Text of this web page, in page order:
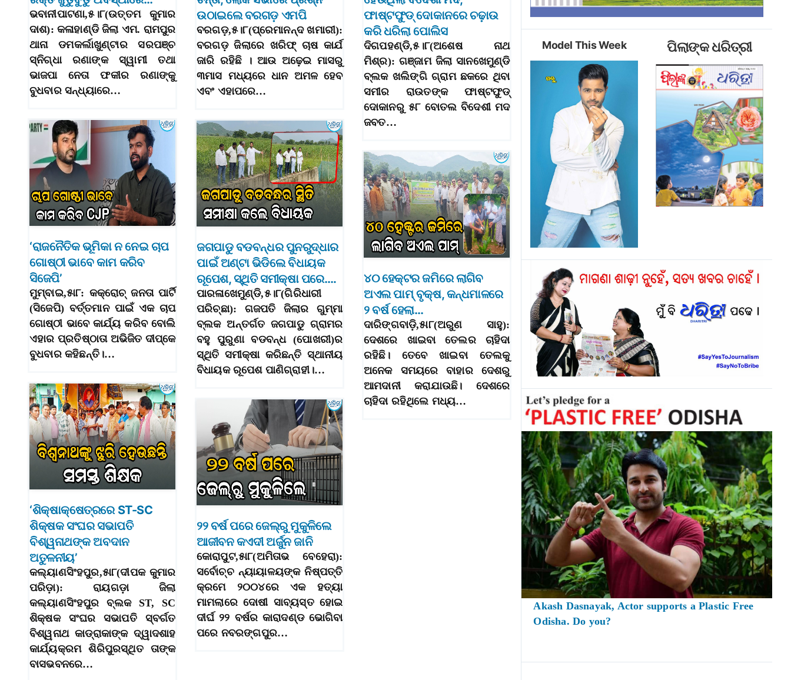
ଭବାନୀପାଟଣା,୫।୮(ଉତ୍ତମ କୁମାର
ଦାଶ): କଳାହାଣ୍ଡି ଜିଲା ଏମ. ରାମପୁର
ଥାନା ଡମକର୍ଲାଖୁଣ୍ଟାର ସରପଞ୍ଚ
ସ୍ନିଗ୍ଧା ରଣାଙ୍କ ସ୍ୱାମୀ ତଥା
ଭାଜପା ନେତା ଫକୀର ରଣାଙ୍କୁ
ବୁଧବାର ସନ୍ଧ୍ୟାରେ…
ଉଠାଇଲେ ବରଗଡ଼ ଏମପି
ବରଗଡ଼,୫।୮(ପ୍ରେମାନନ୍ଦ ଖମାରୀ):
ବରଗଡ଼ ଜିଲାରେ ଖରିଫ୍‌ ଚାଷ କାର୍ଯ
ଜାରି ରହିଛି । ଆଉ ଅଢ଼େଇ ମାସରୁ
୩ମାସ ମଧ୍ୟରେ ଧାନ ଅମଳ ହେବ
ଏବଂ ଏହାପରେ…
ଫାଷ୍ଟଫୁଡ୍ ଦୋକାନରେ ଚଢ଼ାଉ
କରି ଧରିଲା ପୋଲିସ
ଦିଗପହଣ୍ଡି,୫।୮(ଅଶେଷ ନାଥ
ମିଶ୍ର): ଗଞ୍ଜାମ ଜିଲା ସାନଖେମୁଣ୍ଡି
ବ୍ଲକ ଖଲିଙ୍ଗି ଗ୍ରାମ ଛକରେ ଥିବା
ସମୀର ରାଉତଙ୍କ ଫାଷ୍ଟଫୁଡ୍
ଦୋକାନରୁ ୫୮ ବୋତଲ ବିଦେଶୀ ମଦ
ଜବତ…
‘ରାଜନୈତିକ ଭୂମିକା ନ ନେଇ ଚାପ
ଗୋଷ୍ଠୀ ଭାବେ କାମ କରିବ
ସିଜେପି’
ମୁମ୍ବାଇ,୫ା୮: କକ୍‌ରୋଚ୍‌ ଜନତା ପାର୍ଟି
(ସିଜେପି) ବର୍ତ୍ତମାନ ପାଇଁ ଏକ ଚାପ
ଗୋଷ୍ଠୀ ଭାବେ କାର୍ଯ୍ୟ କରିବ ବୋଲି
ଏହାର ପ୍ରତିଷ୍ଠାତା ଅଭିଜିତ ଦୀପ୍‌କେ
ବୁଧବାର କହିଛନ୍ତି।…
ଜଗପାଡୁ ବଡବନ୍ଧର ପୁନରୁଦ୍ଧାର
ପାଇଁ ଅଣ୍ଟା ଭିଡିଲେ ବିଧାୟକ
ରୂପେଶ, ସ୍ଥିତି ସମୀକ୍ଷା ପରେ….
ପାରଳାଖେମୁଣ୍ଡି,୫।୮(ଗିରିଧାରୀ
ପରିଚ୍ଛା): ଗଜପତି ଜିଲାର ଗୁମ୍ମା
ବ୍ଲକ ଅନ୍ତର୍ଗତ ଜଗପାଡୁ ଗ୍ରାମର
ବହୁ ପୁରୁଣା ବଡବନ୍ଧ (ପୋଖରୀ)ର
ସ୍ଥିତି ସମୀକ୍ଷା କରିଛନ୍ତି ସ୍ଥାନୀୟ
ବିଧାୟକ ରୂପେଶ ପାଣିଗ୍ରାହୀ।…
୪୦ ହେକ୍ଟର ଜମିରେ ଲାଗିବ
ଅଏଲ ପାମ୍‌ ବୃକ୍ଷ, କନ୍ଧମାଳରେ
୨ ବର୍ଷ ହେଲା…
ଦାରିଙ୍ଗବାଡ଼ି,୫ା୮(ଅରୁଣ ସାହୁ):
ଦେଶରେ ଖାଇବା ତେଲର ଚାହିଦା
ରହିଛି। ତେବେ ଖାଇବା ତେଲକୁ
ଅନେକ ସମୟରେ ବାହାର ଦେଶରୁ
ଆମଦାନୀ କରାଯାଉଛି। ଦେଶରେ
ଚାହିଦା ରହିଥିଲେ ମଧ୍ୟ…
‘ଶିକ୍ଷାକ୍ଷେତ୍ରରେ ST-SC
ଶିକ୍ଷକ ସଂଘର ସଭାପତି
ବିଶ୍ୱନାଥଙ୍କ ଅବଦାନ
ଅତୁଳନୀୟ’
କଲ୍ୟାଣସିଂହପୁର,୫ା୮(ଦୀପକ କୁମାର
ପରିଡ଼ା): ରାୟଗଡ଼ା ଜିଲା
କଲ୍ୟାଣସିଂହପୁର ବ୍ଲକ ST, SC
ଶିକ୍ଷକ ସଂଘର ସଭାପତି ସ୍ବର୍ଗତ
ବିଶ୍ୱନାଥ କାଡ୍ରାକାଙ୍କ ଦ୍ୱାଦଶାହ
କାର୍ଯ୍ୟକ୍ରମ ଶିରିପୁରସ୍ଥିତ ତାଙ୍କ
ବାସଭବନରେ…
୨୨ ବର୍ଷ ପରେ ଜେଲ୍‌ରୁ ମୁକୁଳିଲେ
ଆଜୀବନ କଏଦୀ ଅର୍ଜୁନ ଜାନି
କୋରାପୁଟ,୫ା୮(ଅମିତାଭ ବେହେରା):
ସର୍ବୋଚ୍ଚ ନ୍ୟାୟାଳୟଙ୍କ ନିଷ୍ପତ୍ତି
କ୍ରମେ ୨୦୦୪ରେ ଏକ ହତ୍ୟା
ମାମଲାରେ ଦୋଷୀ ସାବ୍ୟସ୍ତ ହୋଇ
ଦୀର୍ଘ ୨୨ ବର୍ଷର କାରାଦଣ୍ଡ ଭୋଗିବା
ପରେ ନବରଙ୍ଗପୁର…
Model This Week ପିଲାଙ୍କ ଧରିତ୍ରୀ
Akash Dasnayak, Actor supports a Plastic Free
Odisha. Do you?